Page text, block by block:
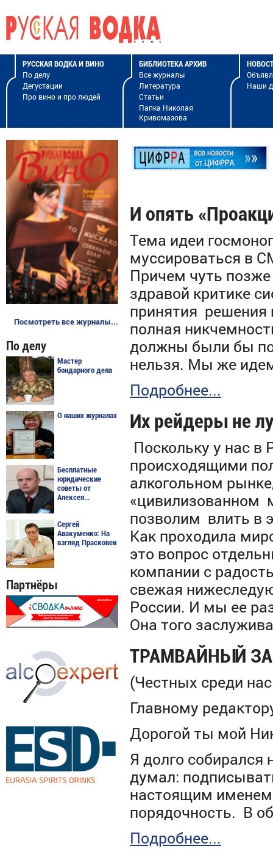
РУССКАЯ ВОДКА И ВИНО
По делу
Дегустации
Про вино и про людей
БИБЛИОТЕКА АРХИВ
Все журналы
Литература
Статьи
Папка Николая
Кривомазова
Наши
Посмотреть все журналы...
По делу
Мастер
бондарного дела
О наших журналах
Бесплатные
юридические
советы от
Алексея...
Сергей
Авакуменко: На
взгляд Прасковеи
Партнёры
И опять
Тема идеи
муссироваться в
Причем чуть
здравой критике
принятия
полная
должны были бы
нельзя. Мы же
Подробнее...
Их рейдеры не
Поскольку у нас в
происходящими
алкогольном
«цивилизованном
позволим влить в
Как проходила
это вопрос
компании с
свежая
России. И мы ее
Она того
ТРАМВАЙНЫЙ
(Честных среди
Главному
Дорогой ты мой
Я долго собирался
думал:
настоящим
порядочность. В
Подробнее...